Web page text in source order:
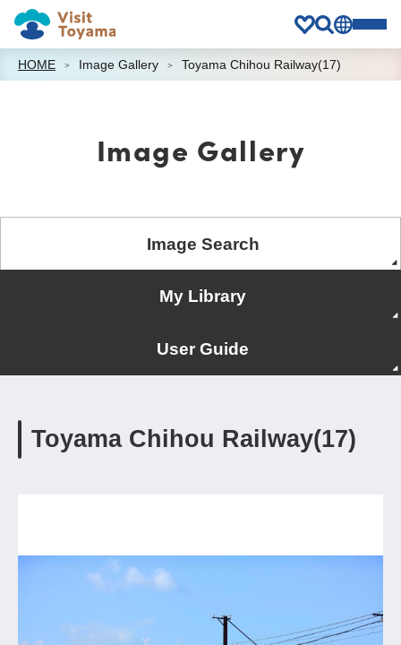
HOME Image Gallery Toyama Chihou Railway(17)
Image Gallery
Image Search
My Library
User Guide
Toyama Chihou Railway(17)